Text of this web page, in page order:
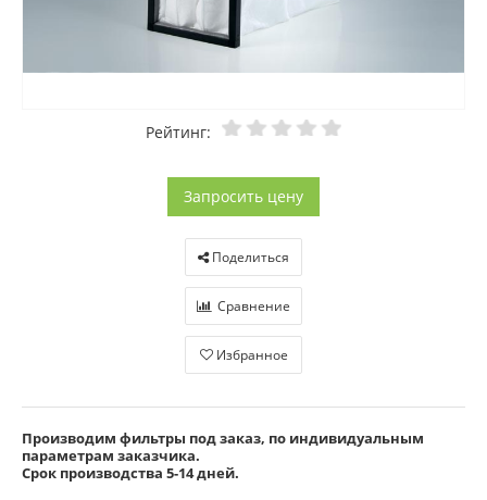
Рейтинг:
Запросить цену
Поделиться
Сравнение
Избранное
Производим фильтры под заказ, по индивидуальным
параметрам заказчика.
Срок производства 5-14 дней.